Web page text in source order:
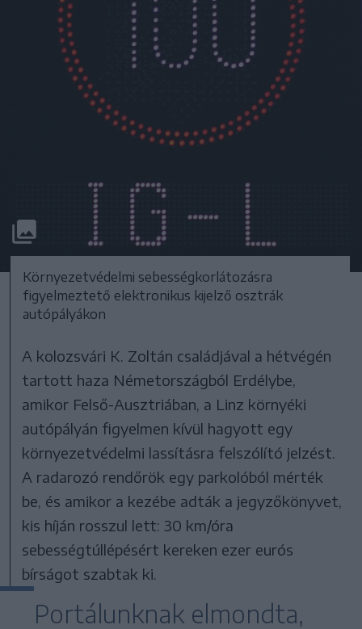
Környezetvédelmi sebességkorlátozásra
figyelmeztető elektronikus kijelző osztrák
autópályákon
A kolozsvári K. Zoltán családjával a hétvégén
tartott haza Németországból Erdélybe,
amikor Felső-Ausztriában, a Linz környéki
autópályán figyelmen kívül hagyott egy
környezetvédelmi lassításra felszólító jelzést.
A radarozó rendőrök egy parkolóból mérték
be, és amikor a kezébe adták a jegyzőkönyvet,
kis híján rosszul lett: 30 km/óra
sebességtúllépésért kereken ezer eurós
bírságot szabtak ki.
Portálunknak elmondta,